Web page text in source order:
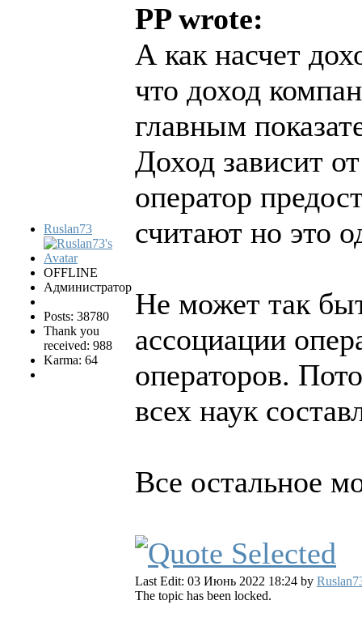
Ruslan73
OFFLINE
Администратор
Posts: 38780
Thank you
received: 988
Karma: 64
PP wrote:
А как насчет
что доход
главным
Доход зависит
оператор
считают но это
Не может так
ассоциации
операторов.
всех наук
Все остальное
Last Edit: 03 Июнь 2022 18:24 by
The topic has been locked.